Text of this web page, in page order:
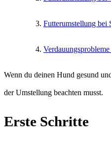
Futterumstellung bei
Wenn du deinen Hund gesund
der Umstellung beachten musst.
Erste Schritte